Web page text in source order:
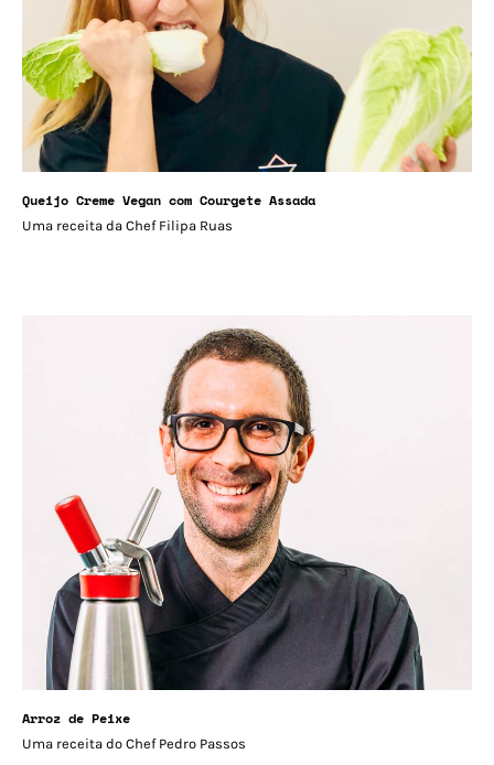
Queijo Creme Vegan com Courgete Assada
Uma receita da Chef Filipa Ruas
Arroz de Peixe
Uma receita do Chef Pedro Passos